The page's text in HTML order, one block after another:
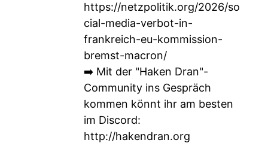
https://netzpolitik.org/2026/so
cial-media-verbot-in-
frankreich-eu-kommission-
bremst-macron/
➡️ Mit der "Haken Dran"-
Community ins Gespräch
kommen könnt ihr am besten
im Discord:
http://hakendran.org